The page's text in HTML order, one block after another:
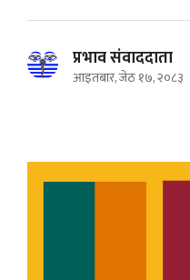
प्रभाव संवाददाता
आइतबार, जेठ १७, २०८३